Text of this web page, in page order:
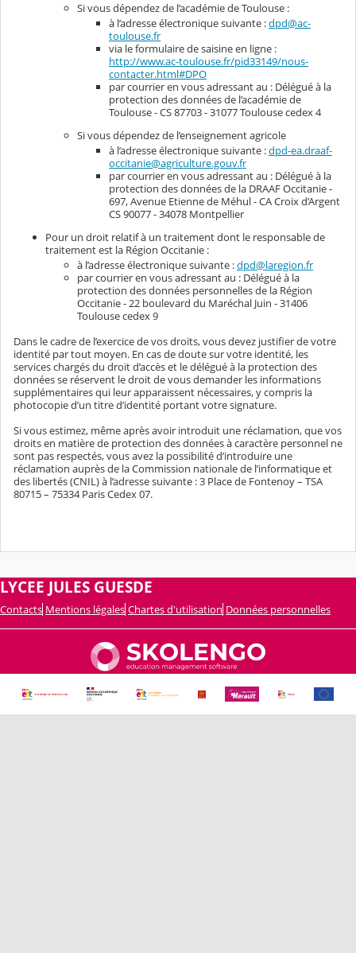
Si vous dépendez de l’académie de Toulouse :
à l’adresse électronique suivante :dpd@ac-
toulouse.fr
via le formulaire de saisine en ligne :
http://www.ac-toulouse.fr/pid33149/nous-
contacter.html#DPO
par courrier en vous adressant au : Délégué à la
protection des données de l’académie de
Toulouse - CS 87703 - 31077 Toulouse cedex 4
Si vous dépendez de l’enseignement agricole
à l’adresse électronique suivante :dpd-ea.draaf-
occitanie@agriculture.gouv.fr
par courrier en vous adressant au : Délégué à la
protection des données de la DRAAF Occitanie -
697, Avenue Etienne de Méhul - CA Croix d’Argent
CS 90077 - 34078 Montpellier
Pour un droit relatif à un traitement dont le responsable de
traitement est la Région Occitanie :
à l’adresse électronique suivante :dpd@laregion.fr
par courrier en vous adressant au : Délégué à la
protection des données personnelles de la Région
Occitanie - 22 boulevard du Maréchal Juin - 31406
Toulouse cedex 9
Dans le cadre de l’exercice de vos droits, vous devez justifier de votre
identité par tout moyen. En cas de doute sur votre identité, les
services chargés du droit d’accès et le délégué à la protection des
données se réservent le droit de vous demander les informations
supplémentaires qui leur apparaissent nécessaires, y compris la
photocopie d’un titre d’identité portant votre signature.
Si vous estimez, même après avoir introduit une réclamation, que vos
droits en matière de protection des données à caractère personnel ne
sont pas respectés, vous avez la possibilité d’introduire une
réclamation auprès de la Commission nationale de l’informatique et
des libertés (CNIL) à l’adresse suivante : 3 Place de Fontenoy – TSA
80715 – 75334 Paris Cedex 07.
LYCEE JULES GUESDE
Contacts Mentions légales Chartes d'utilisation Données personnelles